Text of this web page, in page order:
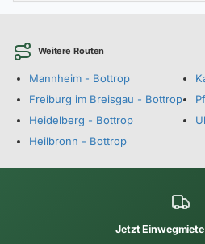
Weitere Routen
Mannheim - Bottrop
Freiburg im Breisgau - Bottrop
Heidelberg - Bottrop
Heilbronn - Bottrop
Jetzt